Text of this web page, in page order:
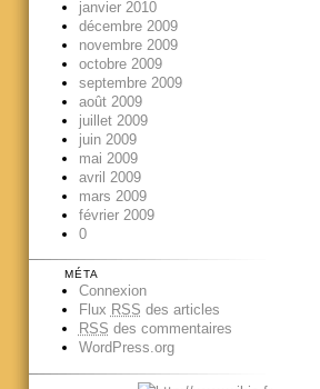
janvier 2010
décembre 2009
novembre 2009
octobre 2009
septembre 2009
août 2009
juillet 2009
juin 2009
mai 2009
avril 2009
mars 2009
février 2009
0
MÉTA
Connexion
Flux RSS des articles
RSS des commentaires
WordPress.org